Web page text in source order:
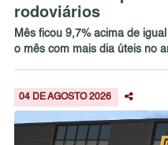
rodoviários
Mês ficou 9,7% acima de
o mês com mais dia úteis no
04 DE AGOSTO 2026